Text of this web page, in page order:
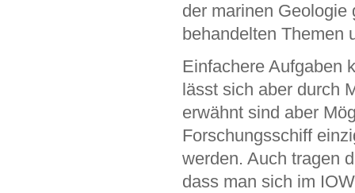
der marinen
behandelten Themen
Einfachere Aufgaben
lässt sich aber durch
erwähnt sind aber
Forschungsschiff
werden. Auch tragen
dass man sich im